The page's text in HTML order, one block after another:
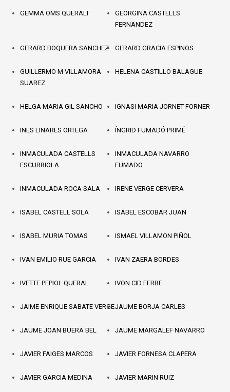
GEMMA OMS QUERALT
GEORGINA CASTELLS
FERNANDEZ
GERARD BOQUERA SANCHEZ GERARD GRACIA ESPINOS
GUILLERMO M VILLAMORA
SUAREZ
HELENA CASTILLO BALAGUE
HELGA MARIA GIL SANCHO IGNASI MARIA JORNET FORNER
INES LINARES ORTEGA ÍNGRID FUMADÓ PRIMÉ
INMACULADA CASTELLS
ESCURRIOLA
INMACULADA NAVARRO
FUMADO
INMACULADA ROCA SALA IRENE VERGE CERVERA
ISABEL CASTELL SOLA ISABEL ESCOBAR JUAN
ISABEL MURIA TOMAS ISMAEL VILLAMON PIÑOL
IVAN EMILIO RUE GARCIA IVAN ZAERA BORDES
IVETTE PEPIOL QUERAL IVON CID FERRE
JAIME ENRIQUE SABATE VERGEJAUME BORJA CARLES
JAUME JOAN BUERA BEL JAUME MARGALEF NAVARRO
JAVIER FAIGES MARCOS JAVIER FORNESA CLAPERA
JAVIER GARCIA MEDINA JAVIER MARIN RUIZ